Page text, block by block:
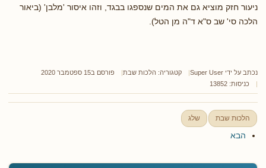
ניעור חזק מוציא גם את המים שנספגו בבגד, וזהו איסור 'מלבן' (ביאור
הלכה סי' שב ס"א ד"ה מן הטל).
נכתב על ידי Super User קטגוריה: הלכות שבת
פורסם ב15 ספטמבר 2020
כניסות: 13852
הלכות שבת שלג
הבא